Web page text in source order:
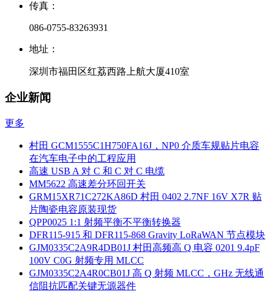
传真：
086-0755-83263931
地址：
深圳市福田区红荔西路上航大厦410室
企业新闻
更多
村田 GCM1555C1H750FA16J，NP0 介质车规贴片电容
在汽车电子中的工程应用
高速 USB A 对 C 和 C 对 C 电缆
MM5622 高速差分环回开关
GRM15XR71C272KA86D 村田 0402 2.7NF 16V X7R 贴
片陶瓷电容原装现货
QPP0025 1:1 射频平衡不平衡转换器
DFR115-915 和 DFR115-868 Gravity LoRaWAN 节点模块
GJM0335C2A9R4DB01J 村田高频高 Q 电容 0201 9.4pF
100V C0G 射频专用 MLCC
GJM0335C2A4R0CB01J 高 Q 射频 MLCC，GHz 无线通
信阻抗匹配关键无源器件